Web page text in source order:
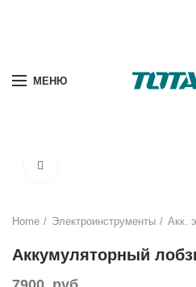
МЕНЮ
Home Электроинструменты Акк.
Аккумуляторный